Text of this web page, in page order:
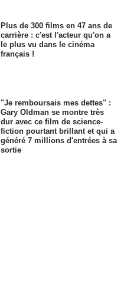
Plus de 300 films en 47 ans de
carrière : c'est l'acteur qu'on a
le plus vu dans le cinéma
français !
"Je remboursais mes dettes" :
Gary Oldman se montre très
dur avec ce film de science-
fiction pourtant brillant et qui a
généré 7 millions d'entrées à sa
sortie